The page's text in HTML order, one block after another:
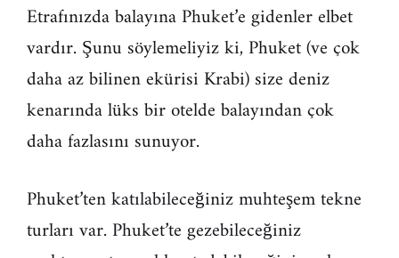
Etrafınızda balayına Phuket’e gidenler elbet
vardır. Şunu söylemeliyiz ki, Phuket (ve çok
daha az bilinen ekürisi Krabi) size deniz
kenarında lüks bir otelde balayından çok
daha fazlasını sunuyor.
Phuket’ten katılabileceğiniz muhteşem tekne
turları var. Phuket’te gezebileceğiniz